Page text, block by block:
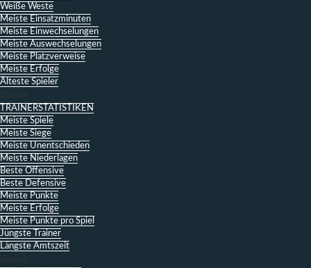
Weiße Weste
Meiste Einsatzminuten
Meiste Einwechselungen
Meiste Auswechselungen
Meiste Platzverweise
Meiste Erfolge
Älteste Spieler
Zurück
TRAINERSTATISTIKEN
Meiste Spiele
Meiste Siege
Meiste Unentschieden
Meiste Niederlagen
Beste Offensive
Beste Defensive
Meiste Punkte
Meiste Erfolge
Meiste Punkte pro Spiel
Jüngste Trainer
Längste Amtszeit
Zurück